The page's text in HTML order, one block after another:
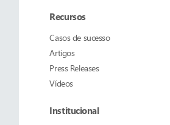
Recursos
Casos de sucesso
Artigos
Press Releases
Vídeos
Institucional